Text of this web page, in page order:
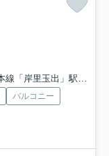
「岸里玉出」駅 徒歩4分
バルコニー